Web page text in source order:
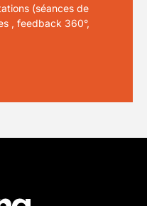
(séances de
, feedback 360°,